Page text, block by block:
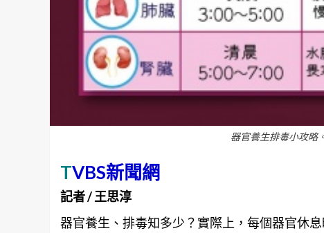
器官養生排毒小攻略
TVBS新聞網
記者 / 王思淳
器官養生、排毒知多少？實際上，每個器官休